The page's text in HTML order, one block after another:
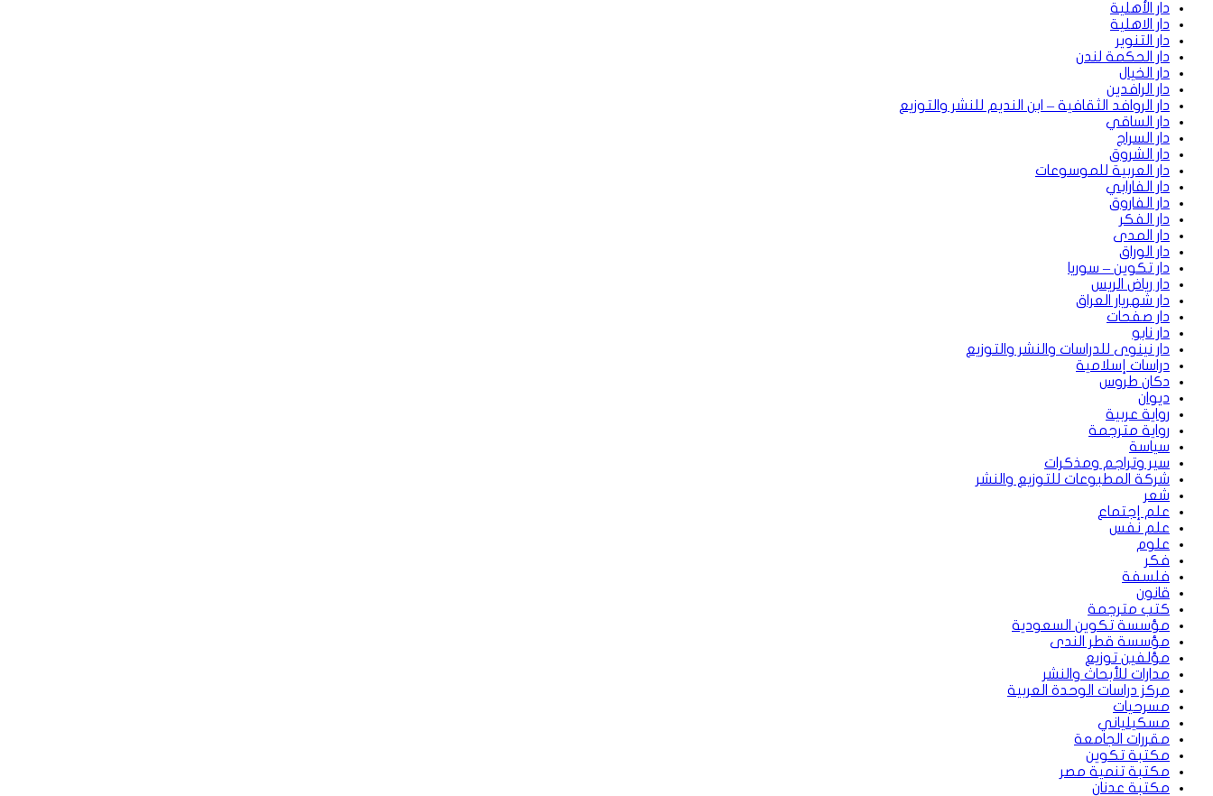
دار الأهلية
دار الاهلية
دار التنوير
دار الحكمة لندن
دار الخيال
دار الرافدين
دار الروافد الثقافية – ابن النديم للنشر والتوزيع
دار الساقي
دار السراج
دار الشروق
دار العربية للموسوعات
دار الفارابي
دار الفاروق
دار الفكر
دار المدى
دار الوراق
دار تكوين – سوريا
دار رياض الريس
دار شهريار العراق
دار صفحات
دار نابو
دار نينوى للدراسات والنشر والتوزيع
دراسات إسلامية
دكان طروس
ديوان
رواية عربية
رواية مترجمة
سياسة
سير وتراجم ومذكرات
شركة المطبوعات للتوزيع والنشر
شعر
علم إجتماع
علم نفس
علوم
فكر
فلسفة
قانون
كتب مترجمة
مؤسسة تكوين السعودية
مؤسسة قطر الندى
مؤلفين توزيع
مدارات للأبحاث والنشر
مركز دراسات الوحدة العربية
مسرحيات
مسكيلياني
مقررات الجامعة
مكتبة تكوين
مكتبة تنمية مصر
مكتبة عدنان